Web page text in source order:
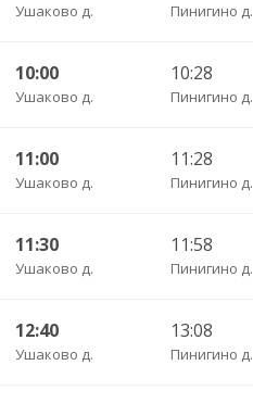
Ушаково д. Пинигино д.
10:00
Ушаково д.
10:28
Пинигино д.
11:00
Ушаково д.
11:28
Пинигино д.
11:30
Ушаково д.
11:58
Пинигино д.
12:40
Ушаково д.
13:08
Пинигино д.